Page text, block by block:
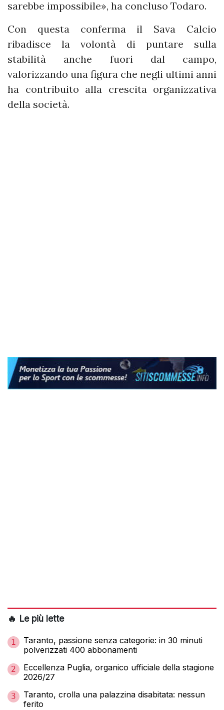
sarebbe impossibile», ha concluso Todaro.
Con questa conferma il Sava Calcio
ribadisce la volontà di puntare sulla
stabilità anche fuori dal campo,
valorizzando una figura che negli ultimi anni
ha contribuito alla crescita organizzativa
della società.
🔥 Le più lette
1
Taranto, passione senza categorie: in 30 minuti
polverizzati 400 abbonamenti
2
Eccellenza Puglia, organico ufficiale della stagione
2026/27
3
Taranto, crolla una palazzina disabitata: nessun
ferito